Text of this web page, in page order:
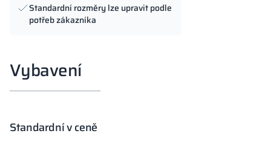
Standardní rozměry lze upravit podle
potřeb zákazníka
Vybavení
Standardní v ceně